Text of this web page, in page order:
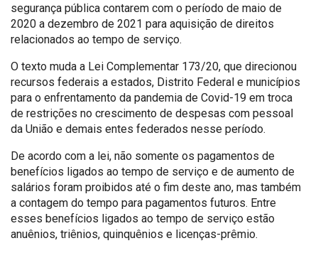
segurança pública contarem com o período de maio de
2020 a dezembro de 2021 para aquisição de direitos
relacionados ao tempo de serviço.
O texto muda a Lei Complementar 173/20, que direcionou
recursos federais a estados, Distrito Federal e municípios
para o enfrentamento da pandemia de Covid-19 em troca
de restrições no crescimento de despesas com pessoal
da União e demais entes federados nesse período.
De acordo com a lei, não somente os pagamentos de
benefícios ligados ao tempo de serviço e de aumento de
salários foram proibidos até o fim deste ano, mas também
a contagem do tempo para pagamentos futuros. Entre
esses benefícios ligados ao tempo de serviço estão
anuênios, triênios, quinquênios e licenças-prêmio.